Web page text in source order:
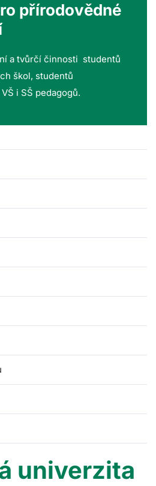
přírodovědné
a tvůrčí činnosti studentů
škol, studentů
i SŠ pedagogů.
univerzita